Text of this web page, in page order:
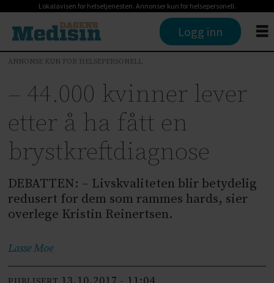
Lokalavisen for helsetjenesten. Annonser kun for helsepersonell.
Logg inn
ANNONSE KUN FOR HELSEPERSONELL
– 44.000 kvinner lever
etter å ha fått en
brystkreftdiagnose
DEBATTEN: – Livskvaliteten blir betydelig
redusert for dem som rammes hards, sier
overlege Kristin Reinertsen.
LasseMoe